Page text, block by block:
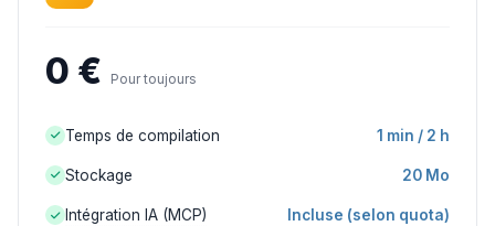
0 € Pour toujours
Temps de compilation 1 min / 2 h
Stockage 20 Mo
Intégration IA (MCP) Incluse (selon quota)